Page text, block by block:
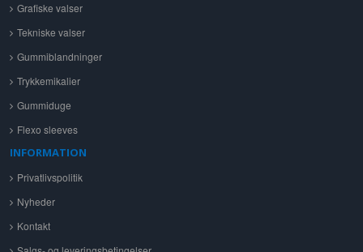
Grafiske valser
Tekniske valser
Gummiblandninger
Trykkemikalier
Gummiduge
Flexo sleeves
INFORMATION
Privatlivspolitik
Nyheder
Kontakt